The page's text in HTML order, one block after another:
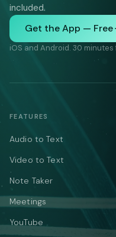
included.
Get the App — Free
iOS and Android. 30 minutes
FEATURES
Audio to Text
Video to Text
Note Taker
Meetings
YouTube